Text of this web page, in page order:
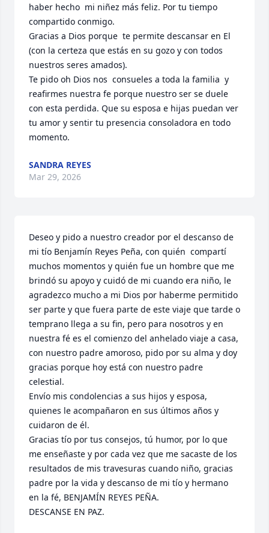
haber hecho  mi niñez más feliz. Por tu tiempo
compartido conmigo.
Gracias a Dios porque  te permite descansar en El
(con la certeza que estás en su gozo y con todos
nuestros seres amados).
Te pido oh Dios nos  consueles a toda la familia  y
reafirmes nuestra fe porque nuestro ser se duele
con esta perdida. Que su esposa e hijas puedan ver
tu amor y sentir tu presencia consoladora en todo
momento.
SANDRA REYES
Mar 29, 2026
Deseo y pido a nuestro creador por el descanso de
mi tío Benjamín Reyes Peña, con quién  compartí
muchos momentos y quién fue un hombre que me
brindó su apoyo y cuidó de mi cuando era niño, le
agradezco mucho a mi Dios por haberme permitido
ser parte y que fuera parte de este viaje que tarde o
temprano llega a su fin, pero para nosotros y en
nuestra fé es el comienzo del anhelado viaje a casa,
con nuestro padre amoroso, pido por su alma y doy
gracias porque hoy está con nuestro padre
celestial.
Envío mis condolencias a sus hijos y esposa,
quienes le acompañaron en sus últimos años y
cuidaron de él.
Gracias tío por tus consejos, tú humor, por lo que
me enseñaste y por cada vez que me sacaste de los
resultados de mis travesuras cuando niño, gracias
padre por la vida y descanso de mi tío y hermano
en la fé, BENJAMÍN REYES PEÑA.
DESCANSE EN PAZ.